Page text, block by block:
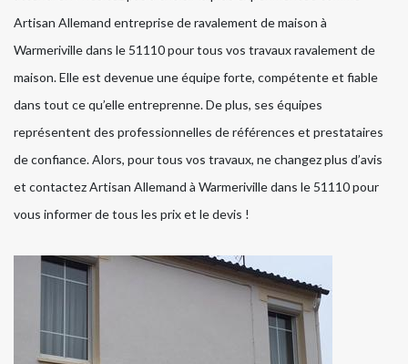
Artisan Allemand entreprise de ravalement de maison à
Warmeriville dans le 51110 pour tous vos travaux ravalement de
maison. Elle est devenue une équipe forte, compétente et fiable
dans tout ce qu’elle entreprenne. De plus, ses équipes
représentent des professionnelles de références et prestataires
de confiance. Alors, pour tous vos travaux, ne changez plus d’avis
et contactez Artisan Allemand à Warmeriville dans le 51110 pour
vous informer de tous les prix et le devis !